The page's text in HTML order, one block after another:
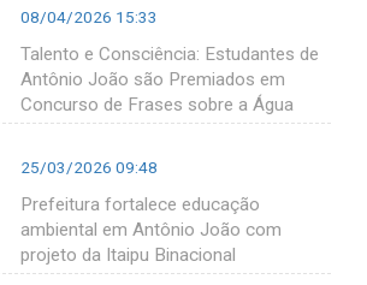
08/04/2026 15:33
Talento e Consciência: Estudantes de
Antônio João são Premiados em
Concurso de Frases sobre a Água
25/03/2026 09:48
Prefeitura fortalece educação
ambiental em Antônio João com
projeto da Itaipu Binacional